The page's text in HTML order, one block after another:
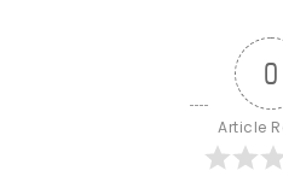
0
Article